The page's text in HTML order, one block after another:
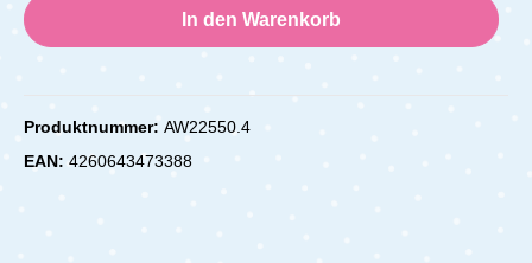
In den Warenkorb
Produktnummer: AW22550.4
EAN: 4260643473388